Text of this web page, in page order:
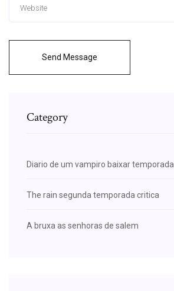
Send Message
Category
Diario de um vampiro baixar temporada
The rain segunda temporada critica
A bruxa as senhoras de salem